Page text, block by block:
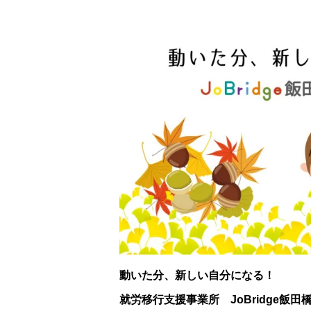
動いた分、新しい自分になる！
就労移行支援事業所 JoBridge飯田